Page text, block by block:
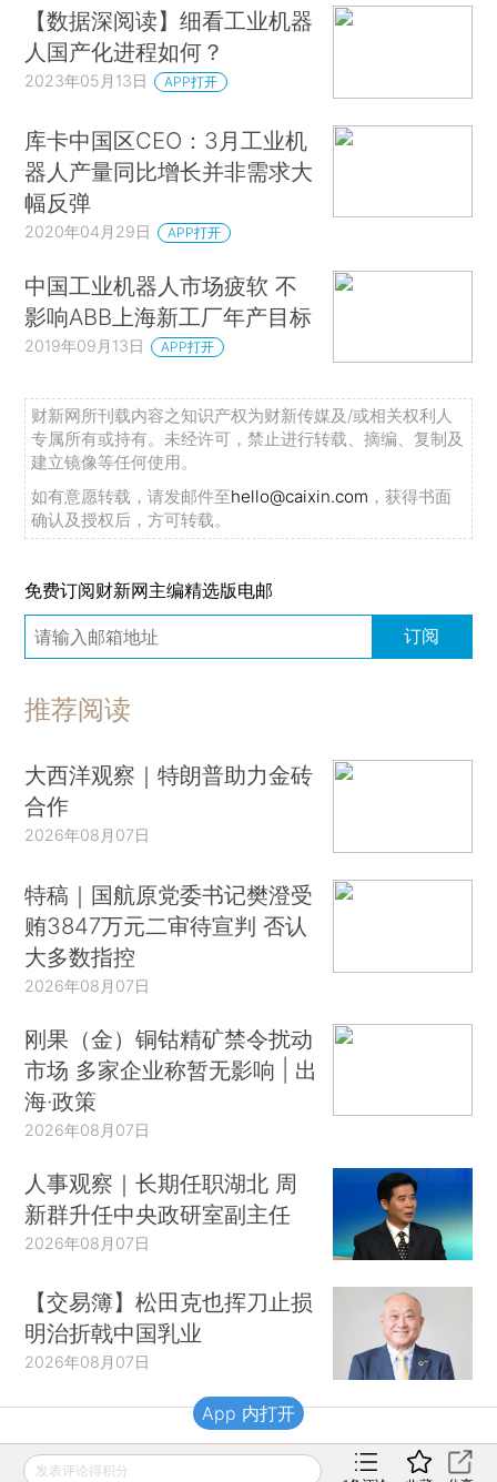
【数据深阅读】细看工业机器
人国产化进程如何？
2023年05月13日 APP打开
库卡中国区CEO：3月工业机
器人产量同比增长并非需求大
幅反弹
2020年04月29日 APP打开
中国工业机器人市场疲软 不
影响ABB上海新工厂年产目标
2019年09月13日 APP打开
财新网所刊载内容之知识产权为财新传媒及/或相关权利人
专属所有或持有。未经许可，禁止进行转载、摘编、复制及
建立镜像等任何使用。
如有意愿转载，请发邮件至hello@caixin.com ，获得书面
确认及授权后，方可转载。
免费订阅财新网主编精选版电邮
订阅
推荐阅读
大西洋观察｜特朗普助力金砖
合作
2026年08月07日
特稿｜国航原党委书记樊澄受
贿3847万元二审待宣判 否认
大多数指控
2026年08月07日
刚果（金）铜钴精矿禁令扰动
市场 多家企业称暂无影响 | 出
海·政策
2026年08月07日
人事观察｜长期任职湖北 周
新群升任中央政研室副主任
2026年08月07日
【交易簿】松田克也挥刀止损
明治折戟中国乳业
2026年08月07日
财新移动
发表评论得积分
App 内打开